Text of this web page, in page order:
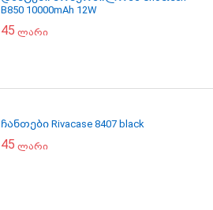
B850 10000mAh 12W
45 ლარი
ჩანთები Rivacase 8407 black
45 ლარი